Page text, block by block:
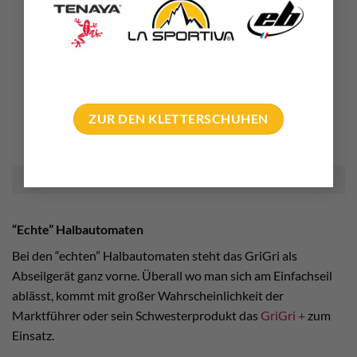
ZUR DEN KLETTERSCHUHEN
“Echte” Halbautomaten
Bei den “echten” Halbautomaten steht das GriGri als
Abseilgerät ganz vorne. Überall wo man sich am Einfachseil
ablässt, kommt mit großer Wahrscheinlichkeit der
Marktführer oder sein Schwesterprodukt das GriGri + zum
Einsatz.